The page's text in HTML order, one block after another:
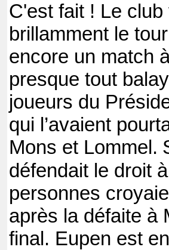
C'est fait ! Le
brillamment le
encore un match
presque tout
joueurs du
qui l’avaient
Mons et Lommel.
défendait le droit
personnes
après la défaite à
final. Eupen est